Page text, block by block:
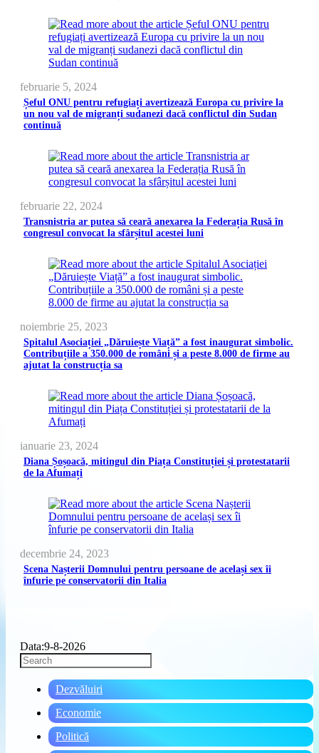
Șeful ONU pentru refugiați avertizează Europa cu privire la
un nou val de migranți sudanezi dacă conflictul din Sudan
continuă
februarie 5, 2024
Transnistria ar putea să ceară anexarea la Federația Rusă în
congresul convocat la sfârșitul acestei luni
februarie 22, 2024
Spitalul Asociației „Dăruiește Viață” a fost inaugurat simbolic.
Contribuțiile a 350.000 de români și a peste 8.000 de firme au
ajutat la construcția sa
noiembrie 25, 2023
Diana Șoșoacă, mitingul din Piața Constituției și protestatarii
de la Afumați
ianuarie 23, 2024
Scena Nașterii Domnului pentru persoane de același sex îi
înfurie pe conservatorii din Italia
decembrie 24, 2023
Data:9-8-2026
Escape
close
search
Dezvăluiri
Economie
Politică